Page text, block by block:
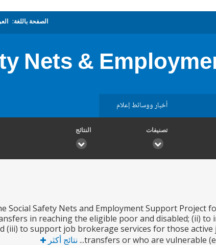
الصفحة باللغة:
Nets &
أخبار ووسائط إعلام
تصنيفات النتائج
Social Safety Nets and Employment Support Project
in reaching the eligible poor and disabled; (ii)
(iii) to support job brokerage services for those
transfers or who are vulnerable
نتائج أكثر